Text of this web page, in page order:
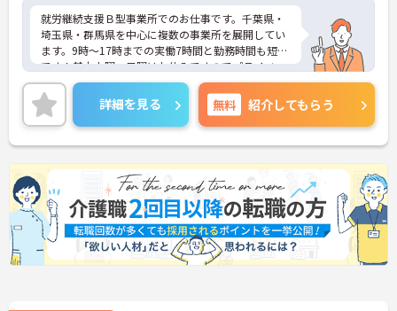
就労継続支援Ｂ型事業所でのお仕事です。千葉県・
埼玉県・群馬県を中心に複数の事業所を展開してい
ます。9時～17時までの実働7時間と勤務時間も短め
です！基本土曜・日曜はお休みですのでプライベー
トとのメリハリのある働き方が可能です。代表者や
エリアマネージャーがしっかりとサポートしますの
で、未経験でも安心して働けます。昇給・賞与制度
があり、頑張りがきちんと評価される職場です。ご
興味のある方には、面接対策ポイントなど、さらに
詳細をご案内しますのでお気軽にご相談ください！
詳細を見る 無料 紹介してもらう